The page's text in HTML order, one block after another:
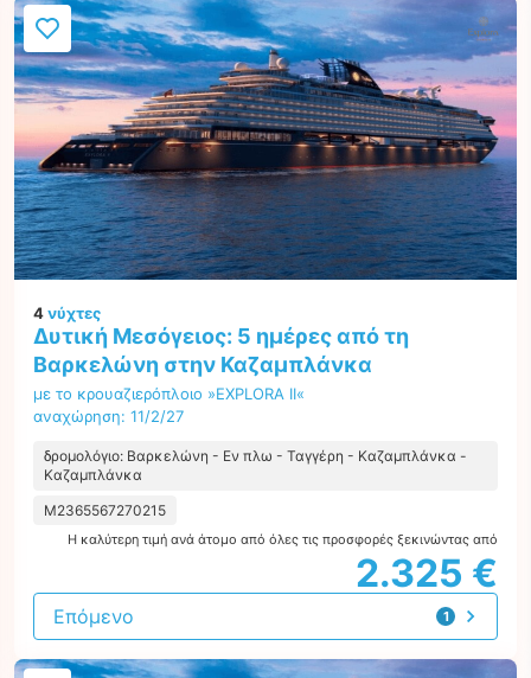
4νύχτες
Δυτική Μεσόγειος: 5 ημέρες από τη
Βαρκελώνη στην Καζαμπλάνκα
με το κρουαζιερόπλοιο »EXPLORA II«
αναχώρηση: 11/2/27
δρομολόγιο: Βαρκελώνη - Εν πλω - Ταγγέρη - Καζαμπλάνκα -
Καζαμπλάνκα
M2365567270215
Η καλύτερη τιμή ανά άτομο από όλες τις προσφορές ξεκινώντας από
2.325 €
1
προσφορά
Επόμενο